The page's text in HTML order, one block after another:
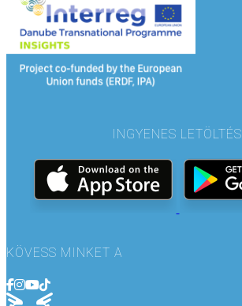
INGYENES LETÖLTÉS
KÖVESS MINKET A